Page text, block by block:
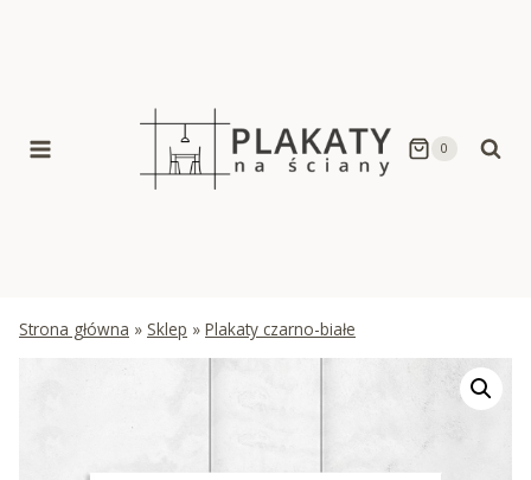
0
Strona główna » Sklep » Plakaty czarno-białe